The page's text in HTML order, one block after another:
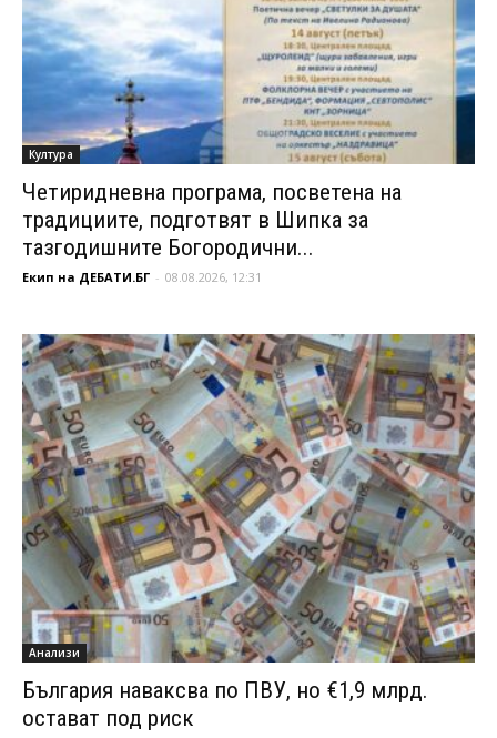
Култура
Четиридневна програма, посветена на
традициите, подготвят в Шипка за
тазгодишните Богородични...
Екип на ДЕБАТИ.БГ - 08.08.2026, 12:31
Анализи
България наваксва по ПВУ, но €1,9 млрд.
остават под риск